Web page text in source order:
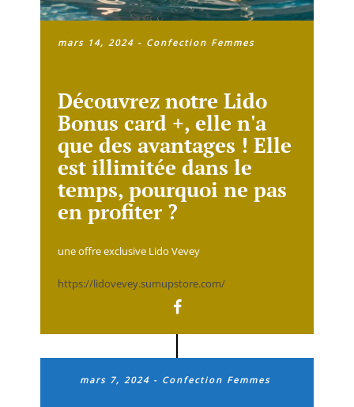
mars 14, 2024 - Confection Femmes
Découvrez notre Lido
Bonus card +, elle n'a
que des avantages ! Elle
est illimitée dans le
temps, pourquoi ne pas
en profiter ?
une offre exclusive Lido Vevey
https://lidovevey.sumupstore.com/
mars 7, 2024- Confection Femmes